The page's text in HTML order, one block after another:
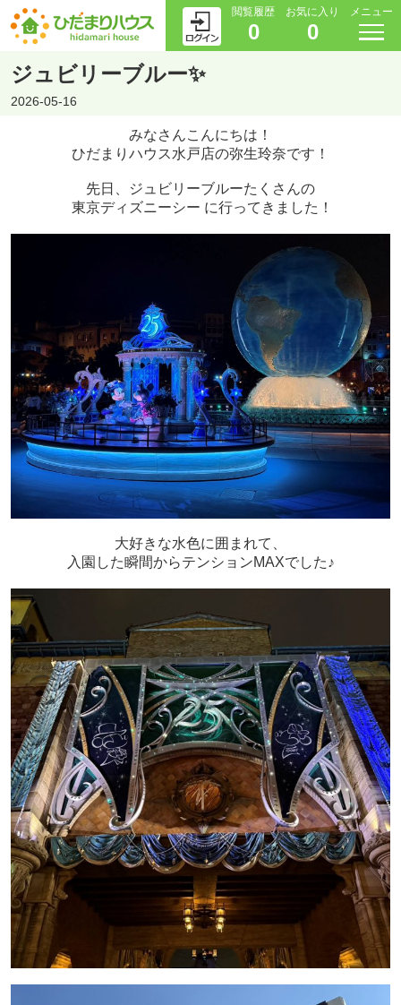
閲覧履歴
0
お気に入り
0
メニュー
ジュビリーブルー✨
2026-05-16
みなさんこんにちは！
ひだまりハウス水戸店の弥生玲奈です！
先日、ジュビリーブルーたくさんの
東京ディズニーシー に行ってきました！
大好きな水色に囲まれて、
入園した瞬間からテンションMAXでした♪